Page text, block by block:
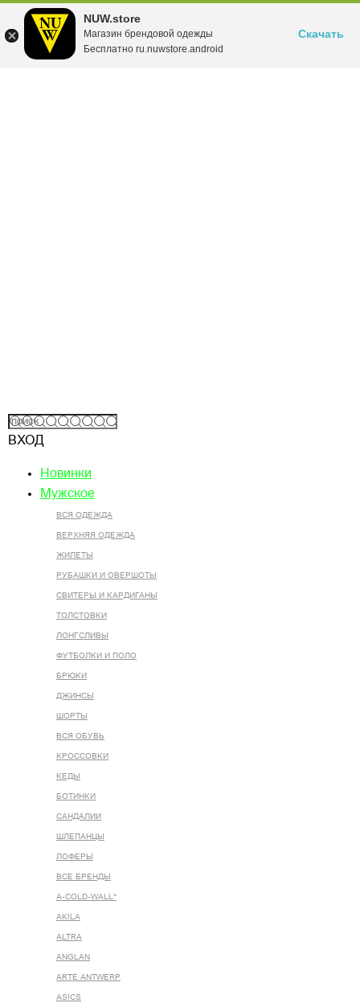
NUW.store
Магазин брендовой одежды
Бесплатно ru.nuwstore.android
Скачать
ВХОД
Новинки
Мужское
ВСЯ ОДЕЖДА
ВЕРХНЯЯ ОДЕЖДА
ЖИЛЕТЫ
РУБАШКИ И ОВЕРШОТЫ
СВИТЕРЫ И КАРДИГАНЫ
ТОЛСТОВКИ
ЛОНГСЛИВЫ
ФУТБОЛКИ И ПОЛО
БРЮКИ
ДЖИНСЫ
ШОРТЫ
ВСЯ ОБУВЬ
КРОССОВКИ
КЕДЫ
БОТИНКИ
САНДАЛИИ
ШЛЕПАНЦЫ
ЛОФЕРЫ
ВСЕ БРЕНДЫ
A-COLD-WALL*
AKILA
ALTRA
ANGLAN
ARTE ANTWERP
ASICS